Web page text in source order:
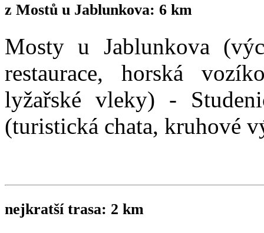
z Mostů u Jablunkova: 6 km
Mosty u Jablunkova
restaurace, horská
lyžařské vleky) -
(turistická chata, kruhové
nejkratší trasa: 2 km